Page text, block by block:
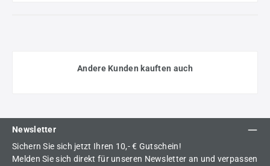
Andere Kunden kauften auch
Newsletter
Sichern Sie sich jetzt Ihren 10,- € Gutschein!
Melden Sie sich direkt für unseren Newsletter an und verpassen